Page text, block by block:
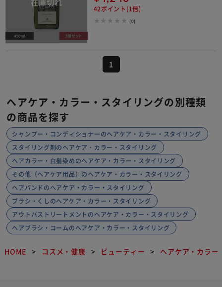
42ポイント(1倍)
(0)
1
ヘアケア・カラー・スタイリングの別種類
の商品を探す
シャンプー・コンディショナーのヘアケア・カラー・スタイリング
スタイリング剤のヘアケア・カラー・スタイリング
ヘアカラー・白髪染めのヘアケア・カラー・スタイリング
その他（ヘアケア用品）のヘアケア・カラー・スタイリング
ヘアバンドのヘアケア・カラー・スタイリング
ブラシ・くしのヘアケア・カラー・スタイリング
アウトバストリートメントのヘアケア・カラー・スタイリング
ヘアブラシ・コームのヘアケア・カラー・スタイリング
HOME コスメ・健康 ビューティー ヘアケア・カラー